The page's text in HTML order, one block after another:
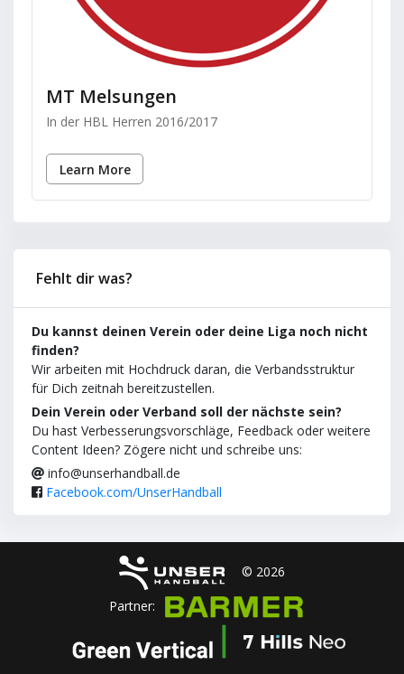
MT Melsungen
In der HBL Herren 2016/2017
Learn More
Fehlt dir was?
Du kannst deinen Verein oder deine Liga noch nicht
finden?
Wir arbeiten mit Hochdruck daran, die Verbandsstruktur
für Dich zeitnah bereitzustellen.
Dein Verein oder Verband soll der nächste sein?
Du hast Verbesserungsvorschläge, Feedback oder weitere
Content Ideen? Zögere nicht und schreibe uns:
info@unserhandball.de
Facebook.com/UnserHandball
© 2026
Partner: